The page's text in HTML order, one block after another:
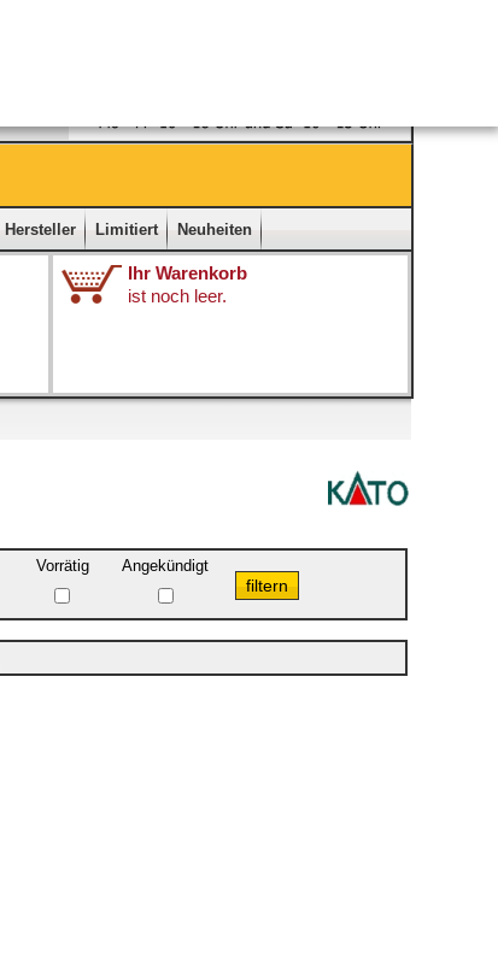
Hersteller Limitiert Neuheiten
Ihr Warenkorb
ist noch leer.
Vorrätig Angekündigt